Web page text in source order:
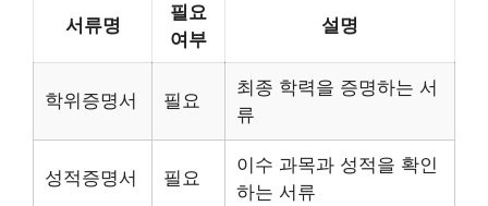
서류명
필요
여부
설명
학위증명서 필요
최종 학력을 증명하는 서
류
성적증명서 필요
이수 과목과 성적을 확인
하는 서류